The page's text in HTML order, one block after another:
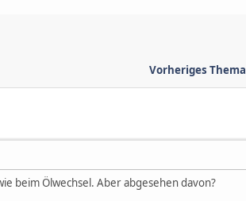
Vorheriges Thema
beim Ölwechsel. Aber abgesehen davon?